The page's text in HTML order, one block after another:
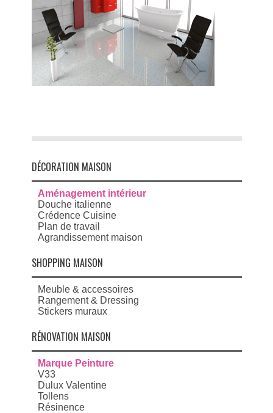
DÉCORATION MAISON
Aménagement intérieur
Douche italienne
Crédence Cuisine
Plan de travail
Agrandissement maison
SHOPPING MAISON
Meuble & accessoires
Rangement & Dressing
Stickers muraux
RÉNOVATION MAISON
Marque Peinture
V33
Dulux Valentine
Tollens
Résinence